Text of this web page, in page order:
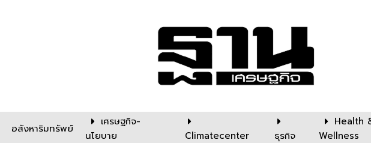
อสังหาริมทรัพย์
เศรษฐกิจ-
นโยบาย
Climatecenter ธุรกิจ
Health
Wellness